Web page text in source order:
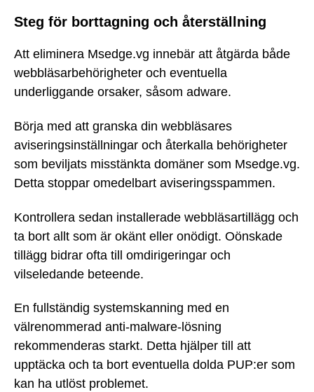
Steg för borttagning och återställning
Att eliminera Msedge.vg innebär att åtgärda både
webbläsarbehörigheter och eventuella
underliggande orsaker, såsom adware.
Börja med att granska din webbläsares
aviseringsinställningar och återkalla behörigheter
som beviljats misstänkta domäner som Msedge.vg.
Detta stoppar omedelbart aviseringsspammen.
Kontrollera sedan installerade webbläsartillägg och
ta bort allt som är okänt eller onödigt. Oönskade
tillägg bidrar ofta till omdirigeringar och
vilseledande beteende.
En fullständig systemskanning med en
välrenommerad anti-malware-lösning
rekommenderas starkt. Detta hjälper till att
upptäcka och ta bort eventuella dolda PUP:er som
kan ha utlöst problemet.